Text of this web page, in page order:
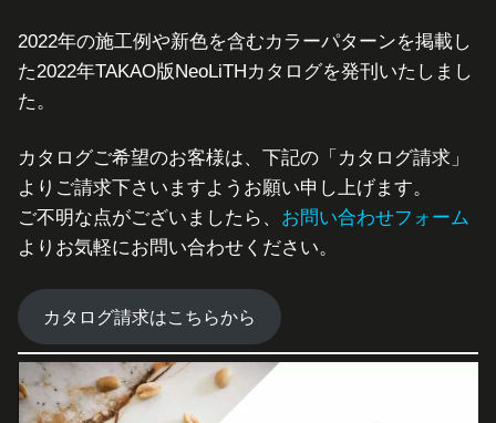
2022年の施工例や新色を含むカラーパターンを掲載し
た2022年TAKAO版NeoLiTHカタログを発刊いたしまし
た。
カタログご希望のお客様は、下記の「カタログ請求」
よりご請求下さいますようお願い申し上げます。
ご不明な点がございましたら、 お問い合わせフォーム
よりお気軽にお問い合わせください。
カタログ請求はこちらから